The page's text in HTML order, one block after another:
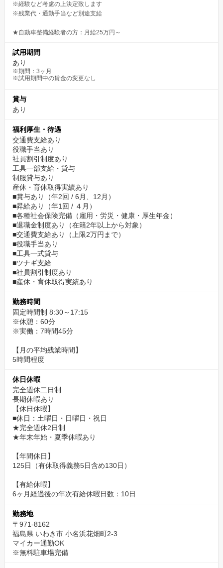
※経験など考慮の上決定致します
※残業代・通勤手当など別途支給
★自動車整備経験者の方：月給25万円～
試用期間
あり
※期間：3ヶ月
※試用期間中の賃金の変更なし
賞与
あり
福利厚生・待遇
交通費支給あり
役職手当あり
社員割引制度あり
工具一部支給・貸与
制服貸与あり
産休・育休取得実績あり
■賞与あり（年2回 / 6月、12月）
■昇給あり（年1回 / ４月）
■各種社会保険完備（雇用・労災・健康・厚生年金）
■退職金制度あり（在籍2年以上から対象）
■交通費支給あり（上限2万円まで）
■役職手当あり
■工具一式貸与
■ツナギ支給
■社員割引制度あり
■産休・育休取得実績あり
勤務時間
固定時間制 8:30～17:15
※休憩：60分
※実働：7時間45分
【月の平均残業時間】
5時間程度
休日休暇
完全週休二日制
長期休暇あり
【休日休暇】
■休日：土曜日・日曜日・祝日
★完全週休2日制
★年末年始・夏季休暇あり
【年間休日】
125日（有休取得義務5日含め130日）
【有給休暇】
6ヶ月経過後の年次有給休暇日数：10日
勤務地
〒971-8162
福島県 いわき市 小名浜花畑町2-3
マイカー通勤OK
※無料駐車場完備